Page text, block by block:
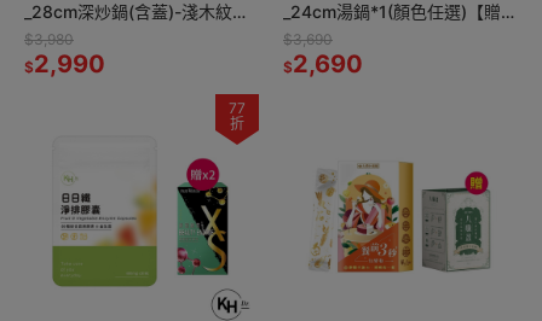
_28cm深炒鍋(含蓋)-淺木紋
*1【贈】JOJOGO黑鑽不鏽鋼
刀具組17件*1
$3,980
$2,990
_24cm湯鍋*1(顏色任選)【贈】
FUJI-GRACE 富士雅麗 陶瓷筷
禮盒組 靛藍*1
$3,690
$2,690
77
折